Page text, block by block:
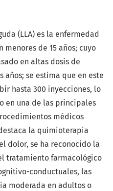
(LLA) es la enfermedad
menores de 15 años; cuyo
en altas dosis de
se estima que en este
hasta 300 inyecciones, lo
en una de las principales
médicos
la quimioterapia
dolor, se ha reconocido la
tratamiento farmacológico
conductuales, las
moderada en adultos o